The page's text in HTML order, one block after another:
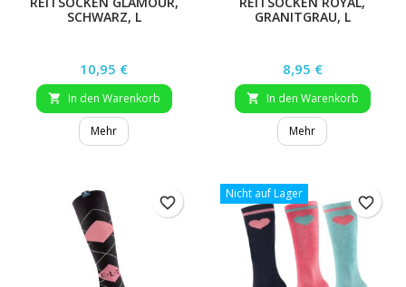
SCHWARZ, L
Preis
10,95 €
 In den Warenkorb
Mehr
GRANITGRAU, L
Preis
8,95 €
 In den Warenkorb
Mehr
favorite_border
Nicht auf Lager
favorite_border